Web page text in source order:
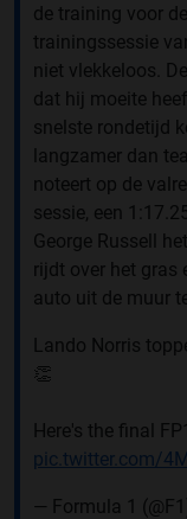
de training voor
trainingssessie
niet vlekkeloos.
dat hij moeite
snelste rondetijd
langzamer dan
noteert op de
sessie, een
George Russell
rijdt over het gras
auto uit de muur
Lando Norris
👏
Here's the final
pic.twitter.com/
— Formula 1